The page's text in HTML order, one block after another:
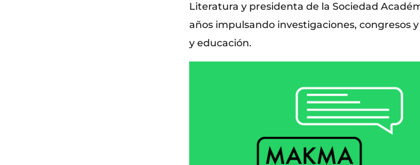
Literatura y presidenta de la Sociedad
años impulsando investigaciones, congresos
y educación.